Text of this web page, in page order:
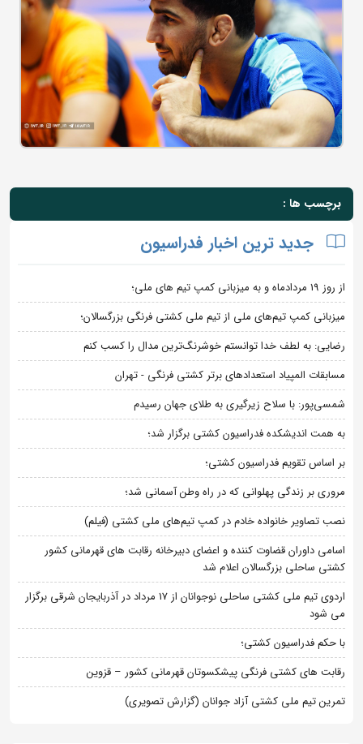
برچسب ها :
جدید ترین اخبار فدراسیون
از روز 19 مردادماه و به میزبانی کمپ تیم های ملی؛
میزبانی کمپ تیم‌های ملی از تیم ملی کشتی فرنگی بزرگسالان؛
رضایی: به لطف خدا توانستم خوشرنگ‌ترین مدال را کسب کنم
مسابقات المپیاد استعدادهای برتر کشتی فرنگی - تهران
شمسی‌پور: با سلاح زیرگیری به طلای جهان رسیدم
به همت اندیشکده فدراسیون کشتی برگزار شد؛
بر اساس تقویم فدراسیون کشتی؛
مروری بر زندگی پهلوانی که در راه وطن آسمانی شد؛
نصب تصاویر خانواده خادم در کمپ تیم‌های ملی کشتی (فیلم)
اسامی داوران قضاوت کننده و اعضای دبیرخانه رقابت های قهرمانی کشور
کشتی ساحلی بزرگسالان اعلام شد
اردوی تیم ملی کشتی ساحلی نوجوانان از 17 مرداد در آذربایجان شرقی برگزار
می شود
با حکم فدراسیون کشتی؛
رقابت های کشتی فرنگی پیشکسوتان قهرمانی کشور – قزوین
تمرین تیم ملی کشتی آزاد جوانان (گزارش تصویری)